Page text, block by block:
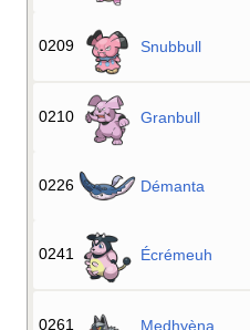
0209 Snubbull
0210 Granbull
0226 Démanta
0241 Écrémeuh
0261 Medhyèna